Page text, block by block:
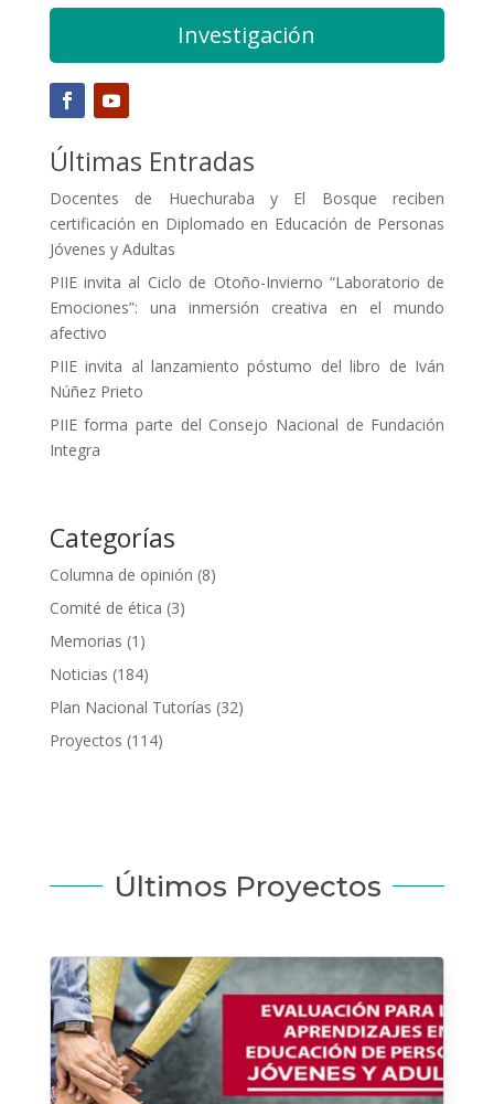
Investigación
Últimas Entradas
Docentes de Huechuraba y El Bosque reciben
certificación en Diplomado en Educación de Personas
Jóvenes y Adultas
PIIE invita al Ciclo de Otoño-Invierno “Laboratorio de
Emociones”: una inmersión creativa en el mundo
afectivo
PIIE invita al lanzamiento póstumo del libro de Iván
Núñez Prieto
PIIE forma parte del Consejo Nacional de Fundación
Integra
Categorías
Columna de opinión (8)
Comité de ética (3)
Memorias (1)
Noticias (184)
Plan Nacional Tutorías (32)
Proyectos (114)
Últimos Proyectos